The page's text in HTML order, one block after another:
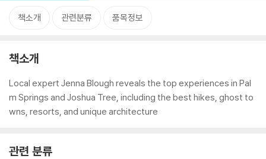
책소개 관련분류 품목정보
책소개
Local expert Jenna Blough reveals the top experiences in Pal
m Springs and Joshua Tree, including the best hikes, ghost to
wns, resorts, and unique architecture
관련 분류